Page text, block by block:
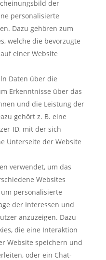
der
personalisierte
Dazu gehören zum
welche die bevorzugte
einer Website
Daten über die
Erkenntnisse über das
und die Leistung der
gehört z. B. eine
ID, mit der sich
Unterseite der Website
verwendet, um das
Websites
personalisierte
der Interessen und
anzuzeigen. Dazu
die eine Interaktion
Website speichern und
oder ein Chat-